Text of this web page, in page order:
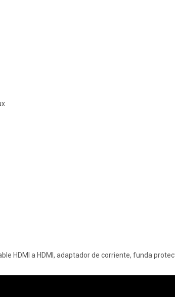
HDMI a HDMI, adaptador de corriente, funda